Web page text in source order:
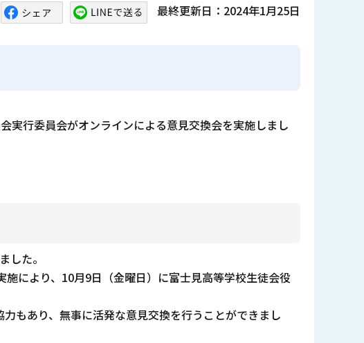
最終更新日：2024年1月25日
実行委員会がオンラインによる意見交換会を実施しまし
した。
により、10月9日（金曜日）に富士見高等学校生徒会役
もあり、無事に活発な意見交換を行うことができまし